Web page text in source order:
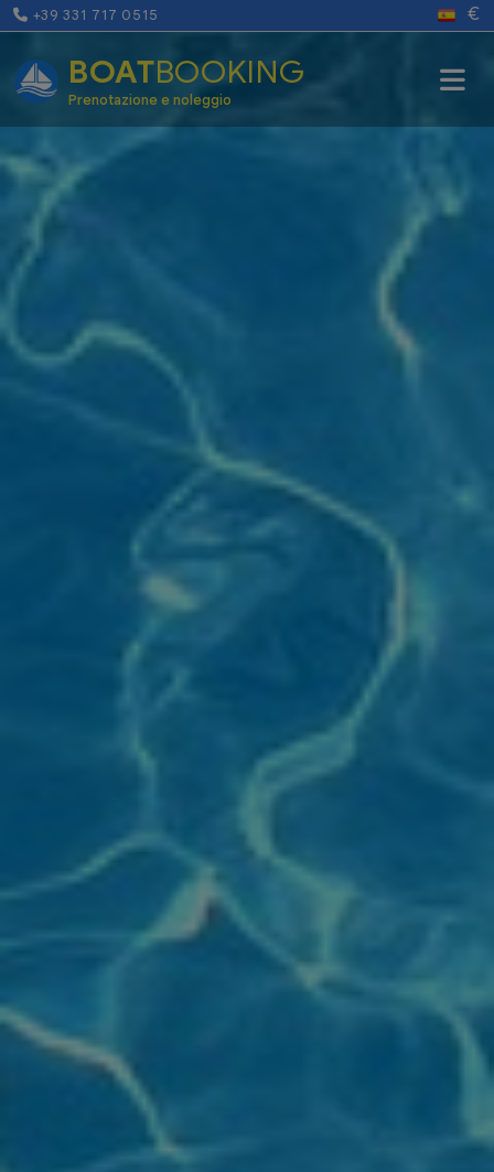
+39 331 717 0515 €
BOATBOOKING
Prenotazione e noleggio